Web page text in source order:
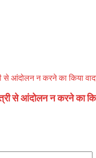
से आंदोलन न करने का